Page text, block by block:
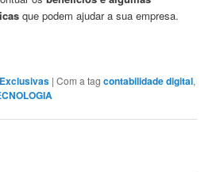
que podem ajudar a sua empresa.
|Com a tagcontabilidade digital,